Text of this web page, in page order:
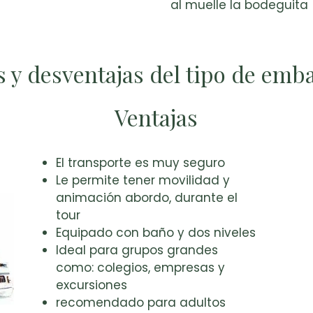
al muelle la bodeguita
y desventajas del tipo de
Ventajas
El transporte es muy seguro
Le permite tener movilidad y
animación abordo, durante el
tour
Equipado con baño y dos niveles
Ideal para grupos grandes
como: colegios, empresas y
excursiones
recomendado para adultos